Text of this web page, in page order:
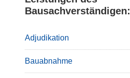
Bausachverständigen:
Adjudikation
Bauabnahme